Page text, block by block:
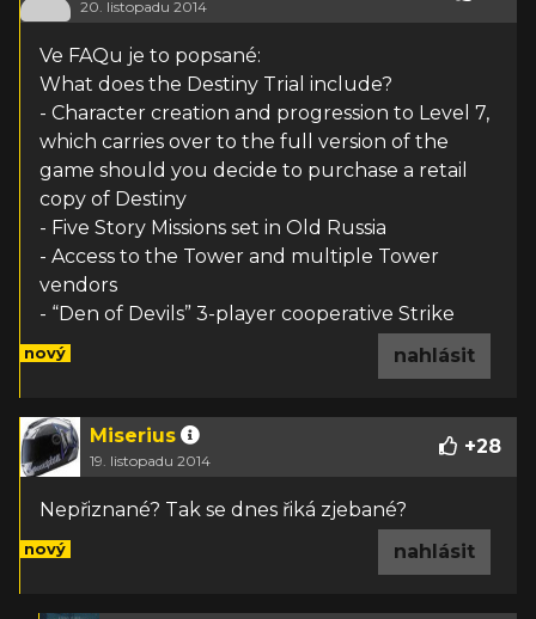
20. listopadu 2014
Ve FAQu je to popsané:
What does the Destiny Trial include?
- Character creation and progression to Level 7,
which carries over to the full version of the
game should you decide to purchase a retail
copy of Destiny
- Five Story Missions set in Old Russia
- Access to the Tower and multiple Tower
vendors
- “Den of Devils” 3-player cooperative Strike
nový nahlásit
Miserius
19. listopadu 2014
+28
Nepřiznané? Tak se dnes řiká zjebané?
nový nahlásit